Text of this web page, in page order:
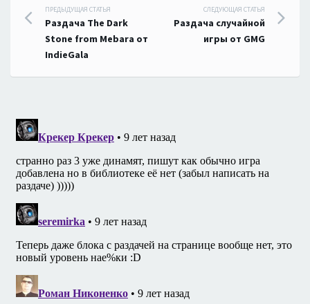
Навигация
по
записям
ПРЕДЫДУЩАЯ СТАТЬЯ
Раздача The Dark
Stone from Mebara от
IndieGala
СЛЕДУЮЩАЯ СТАТЬЯ
Раздача случайной
игры от GMG